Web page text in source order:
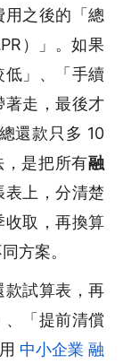
之後的「總
）」。如果
低」、「手續
著走，最後才
還款只多 10
是把所有融
上，分清楚
收取，再換算
方案。
款試算表，再
、「提前清償
中小企業 融